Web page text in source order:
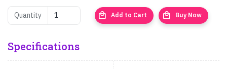
Quantity local_mall Add to Cart local_mall Buy Now
Specifications